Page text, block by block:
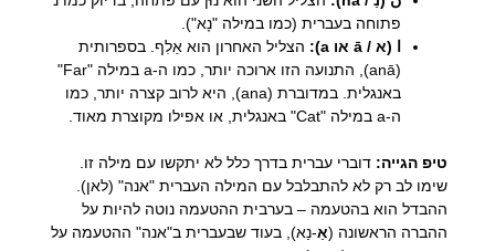
פתוחה בעברית (כמו במילה "נָא").
ا (א / ā או a):
הצליל האחרון הוא אַלִף. בספרותית
(anā), התנועה הזו ארוכה יותר, כמו ה-a במילה "Far"
באנגלית. במדוברת (ana), היא לרוב קצרה יותר, כמו
ה-a במילה "Cat" באנגלית, או אפילו מקוצרת מאוד.
טיפ הגייה: דוברי עברית בדרך כלל לא יתקשו עם מילה זו.
שימו לב רק לא להתבלבל עם המילה העברית "אנה" (לאן).
ההבדל הוא בהטעמה – בערבית ההטעמה נוטה להיות על
ההברה הראשונה (אַ-נַא), בעוד שבעברית ב"אנה" ההטעמה על